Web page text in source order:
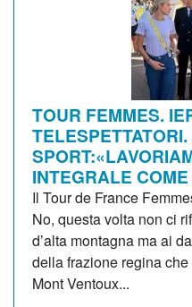
TOUR FEMMES.
INTEGRALE
Il Tour de France
No, questa volta non ci
d’alta montagna ma ai
della frazione regina
Mont Ventoux...